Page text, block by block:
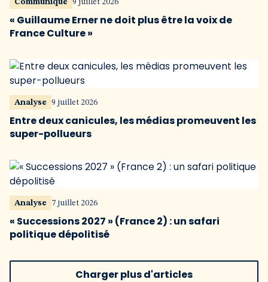
Communiqué 9 juillet 2026
« Guillaume Erner ne doit plus être la voix de
France Culture »
Analyse 9 juillet 2026
Entre deux canicules, les médias promeuvent les
super-pollueurs
Analyse 7 juillet 2026
« Successions 2027 » (France 2) : un safari
politique dépolitisé
Charger plus d'articles